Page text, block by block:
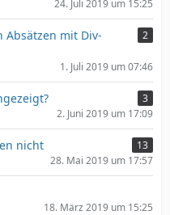
24. Juli 2019 um 15:25
Absätzen mit Div-
2
1. Juli 2019 um 07:46
3
2. Juni 2019 um 17:09
nicht
13
28. Mai 2019 um 17:57
18. März 2019 um 15:25